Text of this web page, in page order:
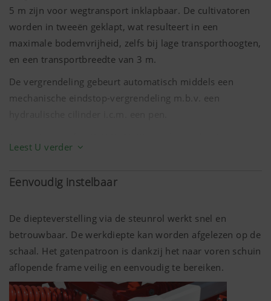
5 m zijn voor wegtransport inklapbaar. De cultivatoren
worden in tweeën geklapt, wat resulteert in een
maximale bodemvrijheid, zelfs bij lage transporthoogten,
en een transportbreedte van 3 m.
De vergrendeling gebeurt automatisch middels een
mechanische eindstop-vergrendeling m.b.v. een
optioneel voor een precieze dieptegeleiding. De
ratel. Een hydraulische diepteverstelling is optioneel
Leest U verder
Eenvoudig instelbaar
De diepteverstelling via de steunrol werkt snel en
betrouwbaar. De werkdiepte kan worden afgelezen op de
schaal. Het gatenpatroon is dankzij het naar voren schuin
aflopende frame veilig en eenvoudig te bereiken.